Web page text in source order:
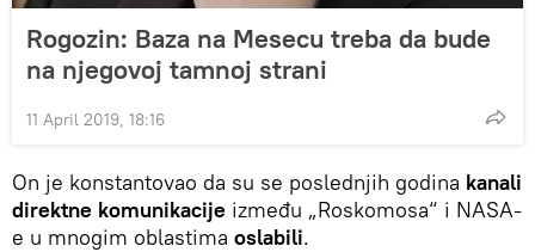
Rogozin: Baza na Mesecu treba da bude
na njegovoj tamnoj strani
11 April 2019, 18:16
On je konstantovao da su se poslednjih godina kanali
direktne komunikacije između „Roskomosa“ i NASA-
e u mnogim oblastima oslabili.